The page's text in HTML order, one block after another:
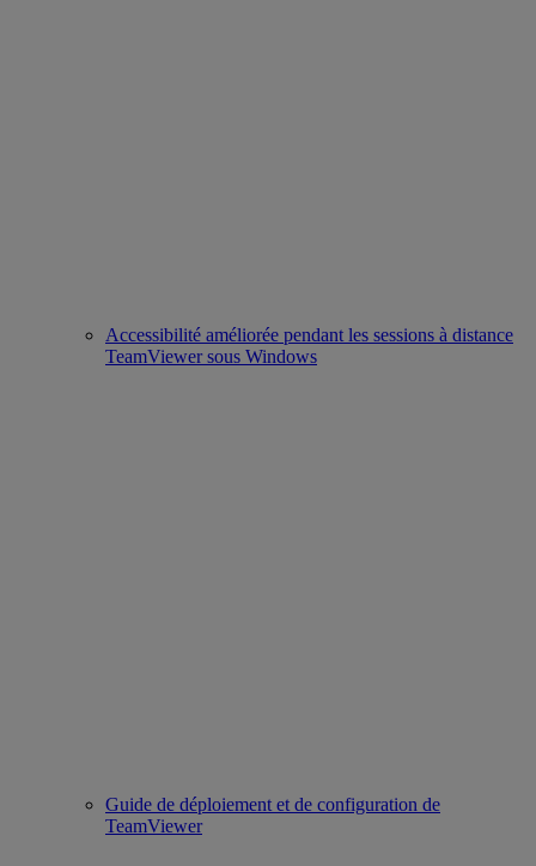
Accessibilité améliorée pendant les sessions à distance
TeamViewer sous Windows
Guide de déploiement et de configuration de
TeamViewer